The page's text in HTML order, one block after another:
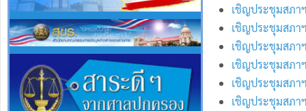
เชิญประชุมสภา
เชิญประชุมสภา
เชิญประชุมสภา
เชิญประชุมสภา
เชิญประชุมสภา
เชิญประชุมสภา